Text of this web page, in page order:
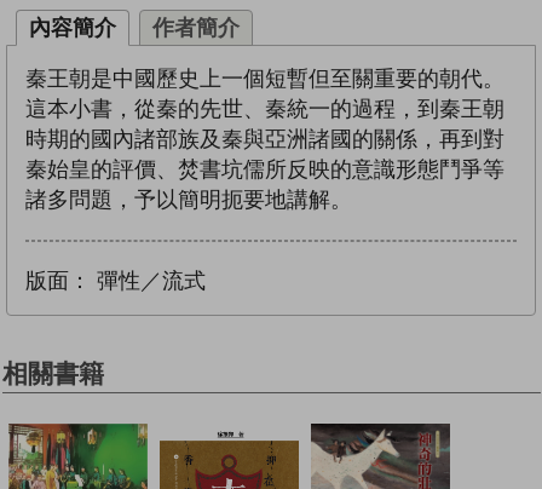
內容簡介 作者簡介
秦王朝是中國歷史上一個短暫但至關重要的朝代。
這本小書，從秦的先世、秦統一的過程，到秦王朝
時期的國內諸部族及秦與亞洲諸國的關係，再到對
秦始皇的評價、焚書坑儒所反映的意識形態鬥爭等
諸多問題，予以簡明扼要地講解。
版面： 彈性／流式
相關書籍